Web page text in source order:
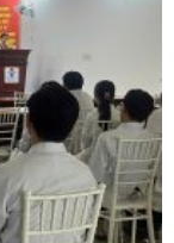
trị, dự phòng bệnh
Bệnh viện Quân